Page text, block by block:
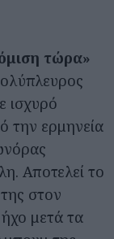
τώρα»
ισχυρό
την ερμηνεία
Αποτελεί το
στον
μετά τα